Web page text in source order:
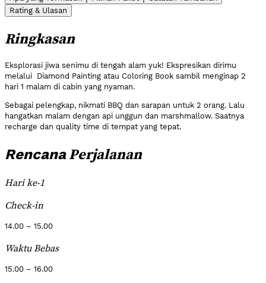
Rating & Ulasan
Ringkasan
Eksplorasi jiwa senimu di tengah alam yuk! Ekspresikan dirimu
melalui Diamond Painting atau Coloring Book sambil menginap 2
hari 1 malam di cabin yang nyaman.
Sebagai pelengkap, nikmati BBQ dan sarapan untuk 2 orang. Lalu
hangatkan malam dengan api unggun dan marshmallow. Saatnya
recharge dan quality time di tempat yang tepat.
RencanaPerjalanan
Hari ke-1
Check-in
14.00 – 15.00
Waktu Bebas
15.00 – 16.00